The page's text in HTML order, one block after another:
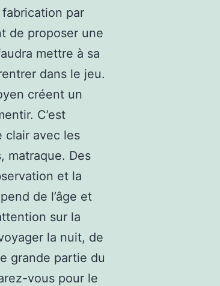
par
de proposer une
mettre à sa
dans le jeu.
créent un
C’est
clair avec les
matraque. Des
et la
de l’âge et
sur la
la nuit, de
grande partie du
vous pour le